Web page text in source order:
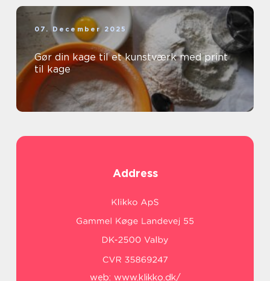
07. December 2025
Gør din kage til et kunstværk med print
til kage
Address
web: www.klikko.dk/